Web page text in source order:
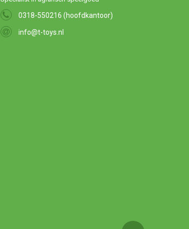
0318-550216 (hoofdkantoor)
info@t-toys.nl